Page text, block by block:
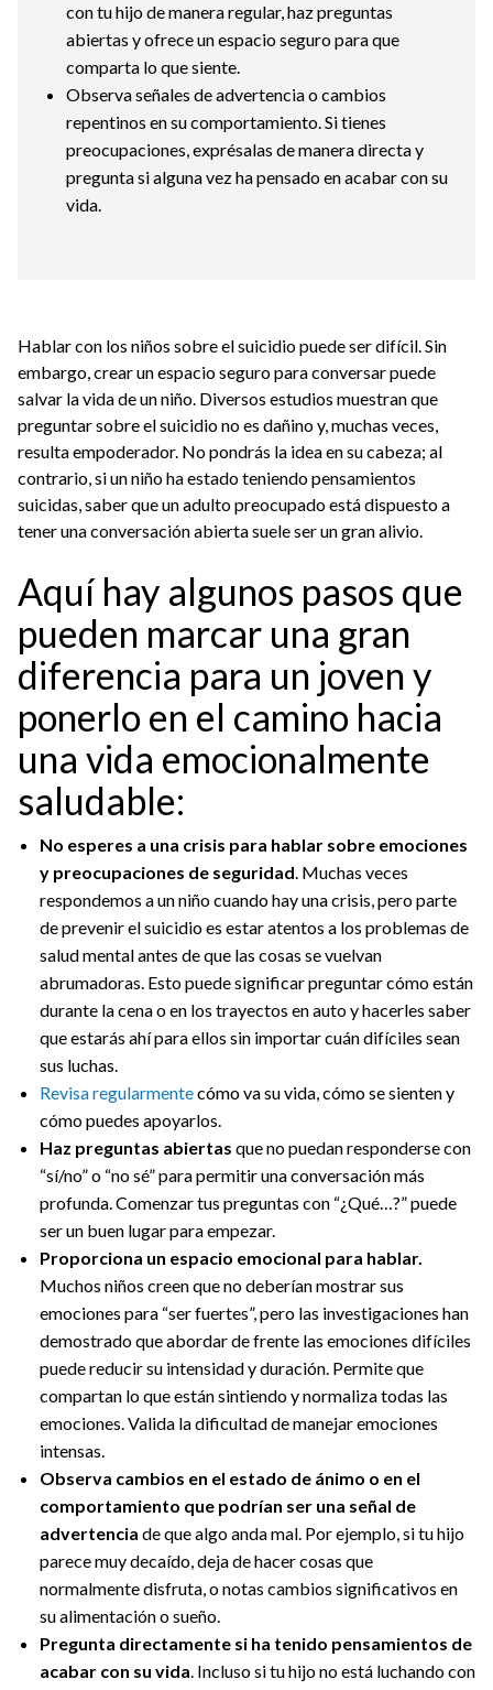
con tu hijo de manera regular, haz preguntas
abiertas y ofrece un espacio seguro para que
comparta lo que siente.
Observa señales de advertencia o cambios
repentinos en su comportamiento. Si tienes
preocupaciones, exprésalas de manera directa y
pregunta si alguna vez ha pensado en acabar con su
vida.
Hablar con los niños sobre el suicidio puede ser difícil. Sin
embargo, crear un espacio seguro para conversar puede
salvar la vida de un niño. Diversos estudios muestran que
preguntar sobre el suicidio no es dañino y, muchas veces,
resulta empoderador. No pondrás la idea en su cabeza; al
contrario, si un niño ha estado teniendo pensamientos
suicidas, saber que un adulto preocupado está dispuesto a
tener una conversación abierta suele ser un gran alivio.
Aquí hay algunos pasos que
pueden marcar una gran
diferencia para un joven y
ponerlo en el camino hacia
una vida emocionalmente
saludable:
No esperes a una crisis para hablar sobre emociones
y preocupaciones de seguridad. Muchas veces
respondemos a un niño cuando hay una crisis, pero parte
de prevenir el suicidio es estar atentos a los problemas de
salud mental antes de que las cosas se vuelvan
abrumadoras. Esto puede significar preguntar cómo están
durante la cena o en los trayectos en auto y hacerles saber
que estarás ahí para ellos sin importar cuán difíciles sean
sus luchas.
Revisa regularmentecómo va su vida, cómo se sienten y
cómo puedes apoyarlos.
Haz preguntas abiertas que no puedan responderse con
“sí/no” o “no sé” para permitir una conversación más
profunda. Comenzar tus preguntas con “¿Qué…?” puede
ser un buen lugar para empezar.
Proporciona un espacio emocional para hablar.
Muchos niños creen que no deberían mostrar sus
emociones para “ser fuertes”, pero las investigaciones han
demostrado que abordar de frente las emociones difíciles
puede reducir su intensidad y duración. Permite que
compartan lo que están sintiendo y normaliza todas las
emociones. Valida la dificultad de manejar emociones
intensas.
Observa cambios en el estado de ánimo o en el
comportamiento que podrían ser una señal de
advertencia de que algo anda mal. Por ejemplo, si tu hijo
parece muy decaído, deja de hacer cosas que
normalmente disfruta, o notas cambios significativos en
su alimentación o sueño.
Pregunta directamente si ha tenido pensamientos de
acabar con su vida. Incluso si tu hijo no está luchando con